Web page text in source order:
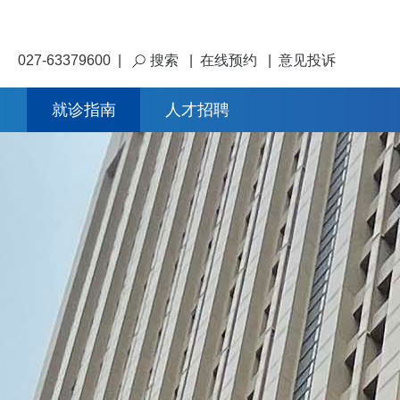
027-63379600 搜索 在线预约 意见投诉
就诊指南 人才招聘
加入我们
集团介绍
联系我们
医院介绍